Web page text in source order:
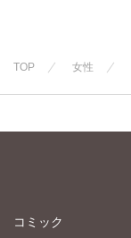
TOP 女性
コミック